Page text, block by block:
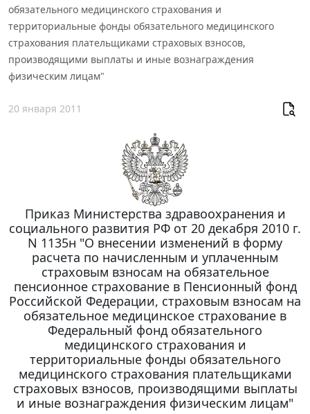
обязательного медицинского страхования и
территориальные фонды обязательного медицинского
страхования плательщиками страховых взносов,
производящими выплаты и иные вознаграждения
физическим лицам"
20 января 2011
Приказ Министерства здравоохранения и
социального развития РФ от 20 декабря 2010 г.
N 1135н "О внесении изменений в форму
расчета по начисленным и уплаченным
страховым взносам на обязательное
пенсионное страхование в Пенсионный фонд
Российской Федерации, страховым взносам на
обязательное медицинское страхование в
Федеральный фонд обязательного
медицинского страхования и
территориальные фонды обязательного
медицинского страхования плательщиками
страховых взносов, производящими выплаты
и иные вознаграждения физическим лицам"